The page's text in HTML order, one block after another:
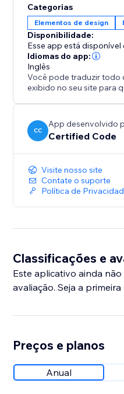
defeituosa – ideal para
demonstrações ou
Categorias
Elementos de design
Disponibilidade:
Esse app está
Idiomas do app:
Inglês
Você pode traduzir
exibido no seu site para
CC
App desenvolvido
Certified Code
Visite nosso site
Contate o suporte
Política de
Classificações e
Este aplicativo ainda
avaliação. Seja a
Preços e planos
Anual